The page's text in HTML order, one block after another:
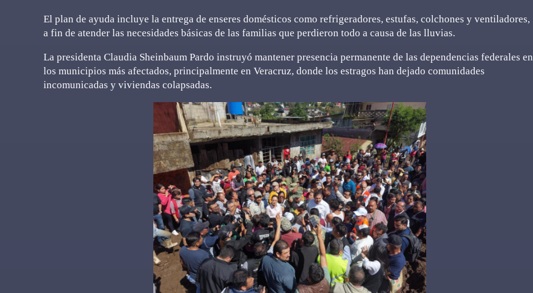
El plan de ayuda incluye la entrega de enseres domésticos como refrigeradores, estufas, colchones y ventiladores,
a fin de atender las necesidades básicas de las familias que perdieron todo a causa de las lluvias.
La presidenta Claudia Sheinbaum Pardo instruyó mantener presencia permanente de las dependencias federales en
los municipios más afectados, principalmente en Veracruz, donde los estragos han dejado comunidades
incomunicadas y viviendas colapsadas.